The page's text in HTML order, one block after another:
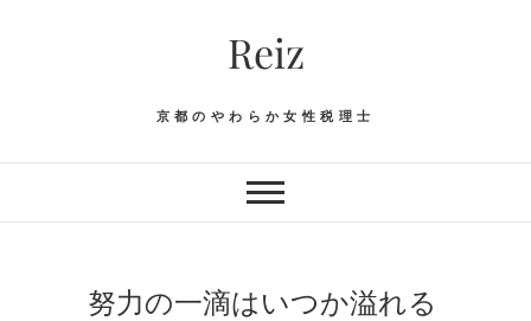
Reiz
京都のやわらか女性税理士
努力の一滴はいつか溢れる